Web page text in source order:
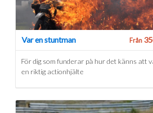
Var en stuntman Från
För dig som funderar på hur det känns att
en riktig actionhjälte